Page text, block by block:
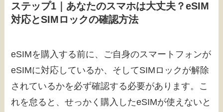
ステップ1｜あなたのスマホは大丈夫？eSIM
対応とSIMロックの確認方法
eSIMを購入する前に、ご自身のスマートフォンが
eSIMに対応しているか、そしてSIMロックが解除
されているかを必ず確認する必要があります。こ
れを怠ると、せっかく購入したeSIMが使えないと